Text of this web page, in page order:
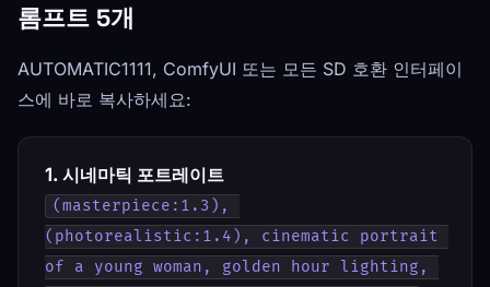
롬프트 5개
AUTOMATIC1111, ComfyUI 또는 모든 SD 호환 인터페이
스에 바로 복사하세요:
1. 시네마틱 포트레이트
(masterpiece:1.3),
(photorealistic:1.4), cinematic portrait
of a young woman, golden hour lighting,